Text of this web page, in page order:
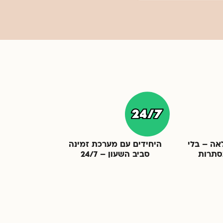
– בלי
היחידים עם מערכת זמינה
סביב השעון – 24/7